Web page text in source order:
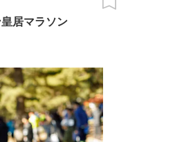
居マラソン